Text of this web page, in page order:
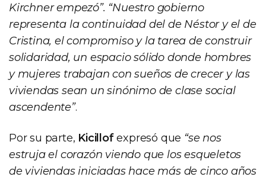
Kirchner empezó”. “Nuestro gobierno
representa la continuidad del de Néstor y el de
Cristina, el compromiso y la tarea de construir
solidaridad, un espacio sólido donde hombres
y mujeres trabajan con sueños de crecer y las
viviendas sean un sinónimo de clase social
ascendente”.
Por su parte, Kicillofexpresó que “se nos
estruja el corazón viendo que los esqueletos
de viviendas iniciadas hace más de cinco años